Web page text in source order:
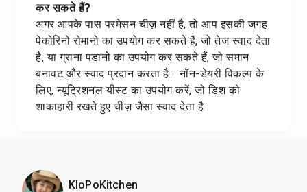
कर सकते हैं?
अगर आपके पास परमेसन चीज़ नहीं है, तो आप इसकी जगह
पेकोरिनो रोमानो का उपयोग कर सकते हैं, जो तेज स्वाद देता
है, या ग्राना पडानो का उपयोग कर सकते हैं, जो समान
बनावट और स्वाद प्रदान करता है। नॉन-डेयरी विकल्प के
लिए, न्यूट्रिशनल यीस्ट का उपयोग करें, जो डिश को
शाकाहारी रखते हुए चीज़ जैसा स्वाद देता है।
KloPoKitchen